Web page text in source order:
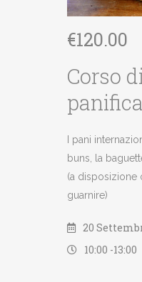
€120.00
Corso
I pani
buns, la
(a disposizione
guarnire)
20
10:00 -13:00